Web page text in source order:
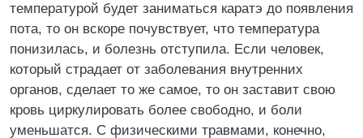
температурой будет заниматься каратэ до появления
пота, то он вскоре почувствует, что температура
понизилась, и болезнь отступила. Если человек,
который страдает от заболевания внутренних
органов, сделает то же самое, то он заставит свою
кровь циркулировать более свободно, и боли
уменьшатся. С физическими травмами, конечно,